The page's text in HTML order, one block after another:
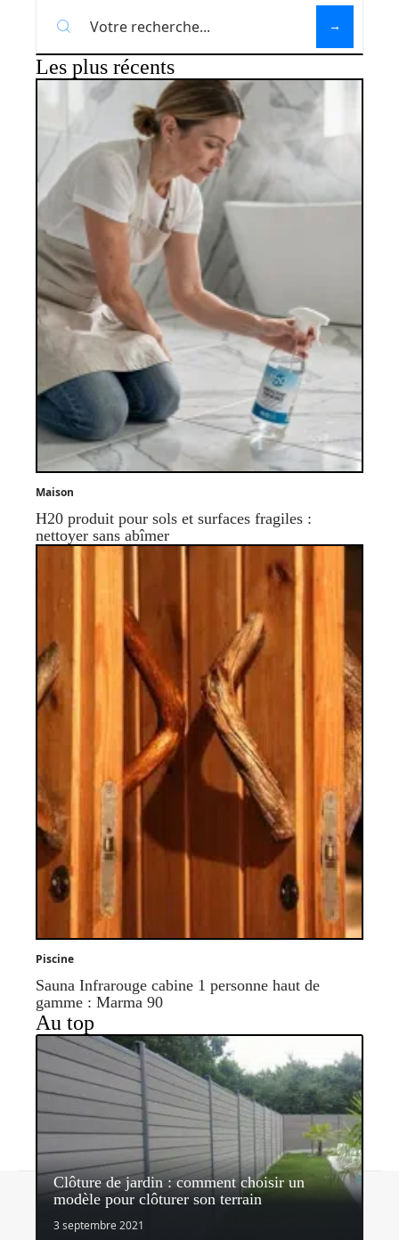
Les plus récents
Maison
H20 produit pour sols et surfaces fragiles :
nettoyer sans abîmer
Piscine
Sauna Infrarouge cabine 1 personne haut de
gamme : Marma 90
Au top
Clôture de jardin : comment choisir un
modèle pour clôturer son terrain
3 septembre 2021© 2026 | quipeutlefaire.fr
Contact Mentions légales Sitemap